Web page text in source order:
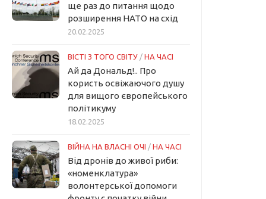
ще раз до питання щодо
розширення НАТО на схід
20.02.2025
ВІСТІ З ТОГО СВІТУ / НА ЧАСІ
Ай да Дональд!.. Про
користь освіжаючого душу
для вищого європейського
політикуму
18.02.2025
ВІЙНА НА ВЛАСНІ ОЧІ / НА ЧАСІ
Від дронів до живої риби:
«номенклатура»
волонтерської допомоги